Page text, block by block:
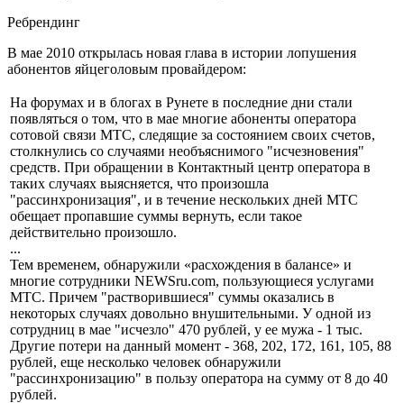
Ребрендинг
В мае 2010 открылась новая глава в истории лопушения
абонентов яйцеголовым провайдером:
На форумах и в блогах в Рунете в последние дни стали
появляться о том, что в мае многие абоненты оператора
сотовой связи МТС, следящие за состоянием своих счетов,
столкнулись со случаями необъяснимого "исчезновения"
средств. При обращении в Контактный центр оператора в
таких случаях выясняется, что произошла
"рассинхронизация", и в течение нескольких дней МТС
обещает пропавшие суммы вернуть, если такое
действительно произошло.
...
Тем временем, обнаружили «расхождения в балансе» и
многие сотрудники NEWSru.com, пользующиеся услугами
МТС. Причем "растворившиеся" суммы оказались в
некоторых случаях довольно внушительными. У одной из
сотрудниц в мае "исчезло" 470 рублей, у ее мужа - 1 тыс.
Другие потери на данный момент - 368, 202, 172, 161, 105, 88
рублей, еще несколько человек обнаружили
"рассинхронизацию" в пользу оператора на сумму от 8 до 40
рублей.